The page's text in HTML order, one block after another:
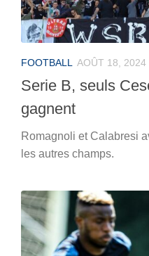
FOOTBALL AOÛT 18, 2024
Serie B, seuls
gagnent
Romagnoli et Calabresi
les autres champs.